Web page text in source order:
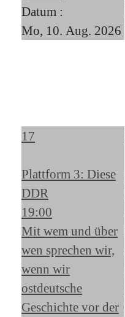
Datum :
Mo, 10. Aug. 2026
17
Plattform 3: Diese
DDR
19:00
Mit wem und über
wen sprechen wir,
wenn wir
ostdeutsche
Geschichte vor der